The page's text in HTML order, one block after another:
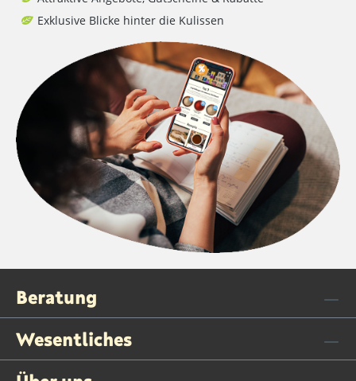
Exklusive Blicke hinter die Kulissen
Beratung
Wesentliches